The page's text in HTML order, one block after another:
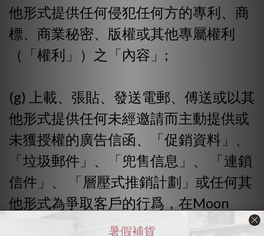
他形式提供任何侵犯任何方的專利、商
標、商業秘密、版權或其他專屬權利
（「權利」）之「內容」;
(g) 上載、張貼、發送電郵、傅送或以其
他形式提供任何未經邀請而主動提供或
未獲授權的廣告信函、「促銷資料」、
「垃圾郵件」、「兜售信息」、 「連鎖
信件」、 「層壓式推銷計劃」或任何其
他形式為爭取客戶的行爲，在Moon
River Mall網絡爲該等目的而指定的區